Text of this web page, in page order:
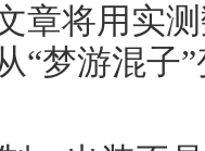
章将用实
“梦游混子